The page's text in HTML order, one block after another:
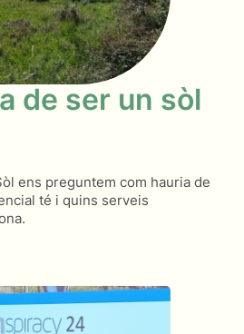
de ser un sòl
ens preguntem com hauria de
té i quins serveis